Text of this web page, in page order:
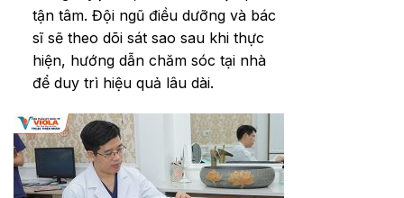
tận tâm. Đội ngũ điều dưỡng và bác
sĩ sẽ theo dõi sát sao sau khi thực
hiện, hướng dẫn chăm sóc tại nhà
để duy trì hiệu quả lâu dài.